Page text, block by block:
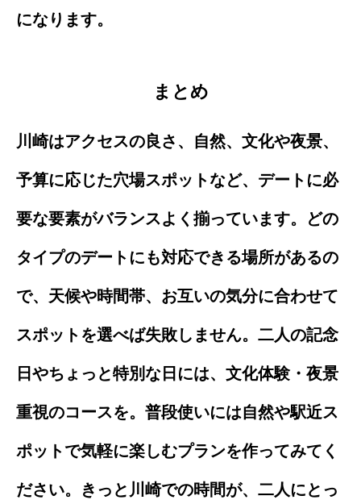
になります。
まとめ
川崎はアクセスの良さ、自然、文化や夜景、
予算に応じた穴場スポットなど、デートに必
要な要素がバランスよく揃っています。どの
タイプのデートにも対応できる場所があるの
で、天候や時間帯、お互いの気分に合わせて
スポットを選べば失敗しません。二人の記念
日やちょっと特別な日には、文化体験・夜景
重視のコースを。普段使いには自然や駅近ス
ポットで気軽に楽しむプランを作ってみてく
ださい。きっと川崎での時間が、二人にとっ